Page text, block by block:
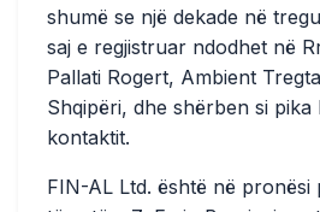
shumë se një dekade në
saj e regjistruar ndodhet në
Pallati Rogert, Ambient
Shqipëri, dhe shërben si pika
kontaktit.
FIN-AL Ltd. është në